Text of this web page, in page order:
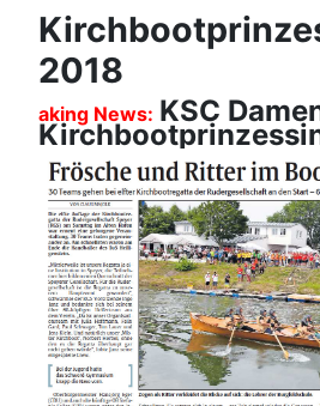
2018
aking News: KSC